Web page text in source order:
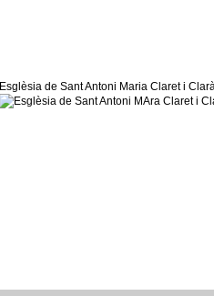
Esglèsia de Sant Antoni Maria Claret i